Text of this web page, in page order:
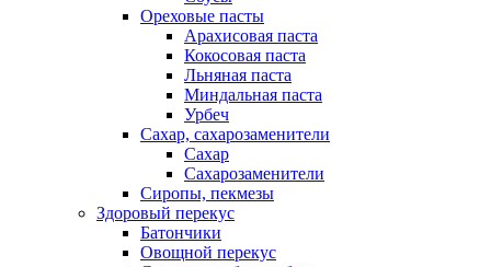
Ореховые пасты
Арахисовая паста
Кокосовая паста
Льняная паста
Миндальная паста
Урбеч
Сахар, сахарозаменители
Сахар
Сахарозаменители
Сиропы, пекмезы
Здоровый перекус
Батончики
Овощной перекус